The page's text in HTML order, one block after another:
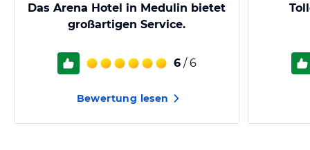
Das Arena Hotel in Medulin bietet
großartigen Service.
6 / 6
Bewertung lesen